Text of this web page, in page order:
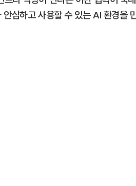
심하고 사용할 수 있는 AI 환경을